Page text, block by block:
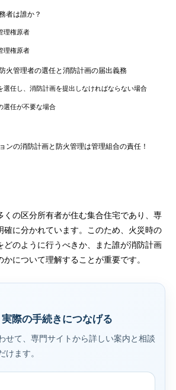
者は誰か？
理権原者
理権原者
火管理者の選任と消防計画の届出義務
選任し、消防計画を提出しなければならない場合
選任が不要な場合
ンの消防計画と防火管理は管理組合の責任！
くの区分所有者が住む集合住宅であり、専
確に分かれています。このため、火災時の
どのように行うべきか、また誰が消防計画
について理解することが重要です。
際の手続きにつなげる
せて、専門サイトから詳しい案内と相談
けます。